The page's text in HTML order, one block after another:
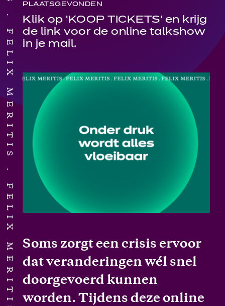
FELIX MERITIS
FELIX MERITIS
PLAATSGEVONDEN
Klik op ‘KOOP TICKETS’ en krijg
de link voor de online talkshow
in je mail.
Soms zorgt een crisis ervoor
dat veranderingen wél snel
doorgevoerd kunnen
worden. Tijdens deze online